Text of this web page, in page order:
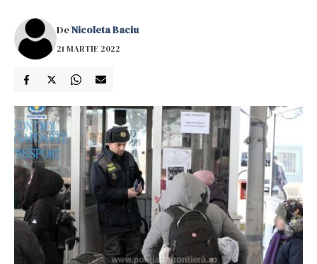
DeNicoleta Baciu
21 MARTIE 2022